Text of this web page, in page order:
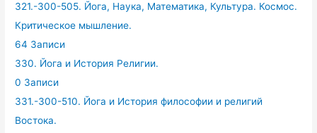
321.-300-505. Йога, Наука, Математика, Культура. Космос.
Критическое мышление.
64 Записи
330. Йога и История Религии.
0 Записи
331.-300-510. Йога и История философии и религий
Востока.